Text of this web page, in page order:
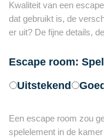
Kwaliteit van een
dat gebruikt is, de
er uit? De fijne details,
Escape room:
Uitstekend
Goed
Een escape room zou
spelelement in de